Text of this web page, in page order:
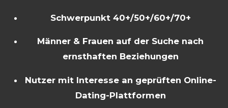
Schwerpunkt 40+/50+/60+/70+
Männer & Frauen auf der Suche nach
ernsthaften Beziehungen
Nutzer mit Interesse an geprüften Online-
Dating-Plattformen